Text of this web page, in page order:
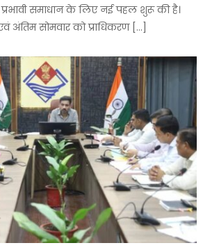
समाधान के लिए नई पहल शुरू की है।
अंतिम सोमवार को प्राधिकरण […]